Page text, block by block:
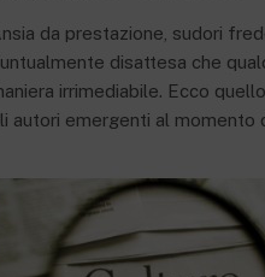
da prestazione, sudori
disattesa che
irrimediabile. Ecco
autori emergenti al momento